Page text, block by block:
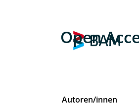
Open
Autoren/innen